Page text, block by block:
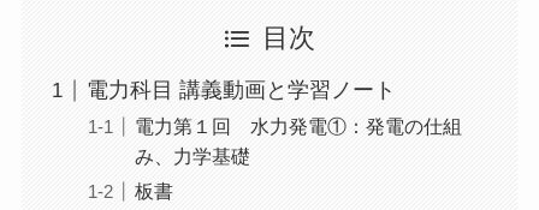
目次
電力科目 講義動画と学習ノート
電力第１回 水力発電①：発電の仕組
み、力学基礎
板書